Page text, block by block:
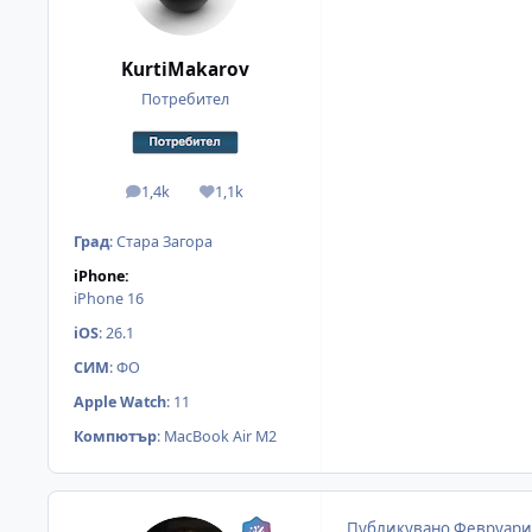
KurtiMakarov
Потребител
1,4k
мнения 1,1k
Reputation
Град:Стара Загора
iPhone:
iPhone 16
iOS:26.1
СИМ:ФО
Apple Watch: 11
Компютър: MacBook Air M2